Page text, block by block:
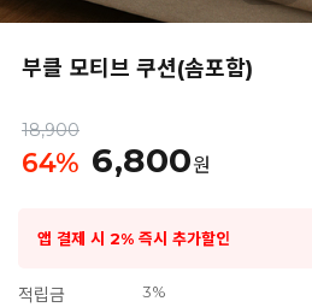
부클 모티브 쿠션(솜포함)
18,900
64% 6,800원
앱 결제 시 2% 즉시 추가할인
적립금 3%